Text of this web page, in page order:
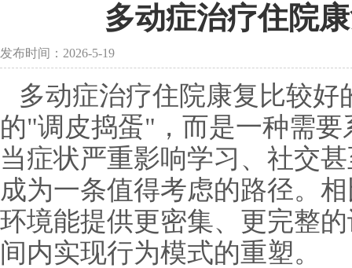
多动症治疗住院
发布时间：2026-5-19
多动症治疗住院康复比较
的"调皮捣蛋"，而是一种需
当症状严重影响学习、社交
成为一条值得考虑的路径。
环境能提供更密集、更完整
间内实现行为模式的重塑。